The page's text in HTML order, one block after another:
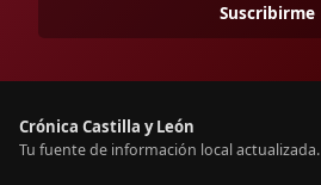
Suscribirme
Crónica Castilla y León
Tu fuente de información local actualizada.